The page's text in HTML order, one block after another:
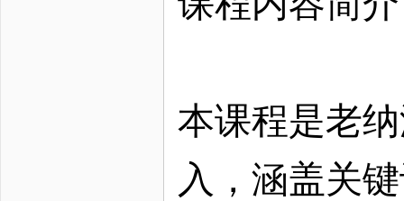
本课程是老
入，涵盖关